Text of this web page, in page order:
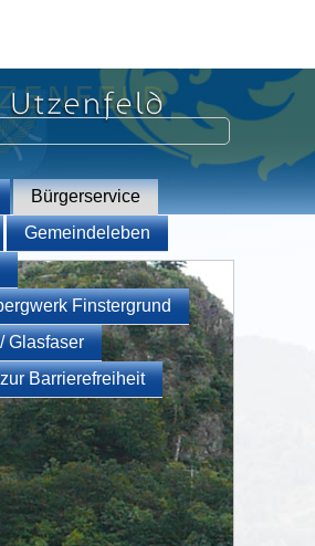
Bürgerservice
Gemeindeleben
Finstergrund
Glasfaser
Barrierefreiheit